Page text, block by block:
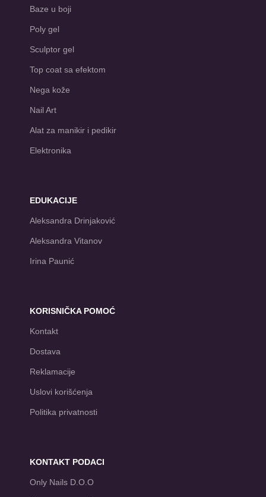
Baze u boji
Poly gel
Sculptor gel
Top coat sa efektom
Nega kože
Nail Art
Alat za manikir i pedikir
Elektronika
EDUKACIJE
Aleksandra Drinjaković
Aleksandra Vitanov
Irina Paunić
KORISNIČKA POMOĆ
Kontakt
Dostava
Reklamacije
Uslovi korišćenja
Politika privatnosti
KONTAKT PODACI
Only Nails D.O.O